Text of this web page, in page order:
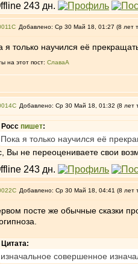
Добавлено: Ср 30 Май 18, 01:27 (8 лет
я только научился её
на этот пост: СлаваА
Добавлено: Ср 30 Май 18, 01:32 (8 лет
Росс пишет:
Пока я только научился её
Вы не переоцениваете свои
Добавлено: Ср 30 Май 18, 04:41 (8 лет
посте же обычные сказки
Цитата:
изначальное совершенное